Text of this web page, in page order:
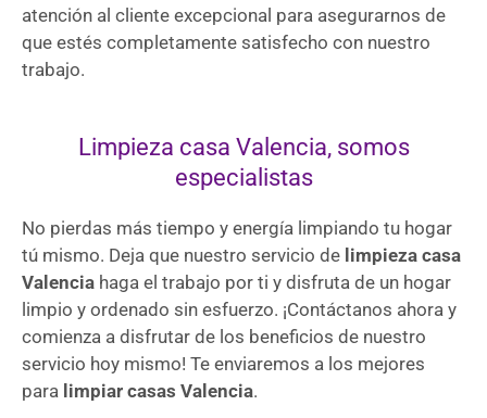
atención al cliente excepcional para asegurarnos de
que estés completamente satisfecho con nuestro
trabajo.
Limpieza casa Valencia, somos
especialistas
No pierdas más tiempo y energía limpiando tu hogar
tú mismo. Deja que nuestro servicio de limpieza casa
Valencia haga el trabajo por ti y disfruta de un hogar
limpio y ordenado sin esfuerzo. ¡Contáctanos ahora y
comienza a disfrutar de los beneficios de nuestro
servicio hoy mismo! Te enviaremos a los mejores
para limpiar casas Valencia.